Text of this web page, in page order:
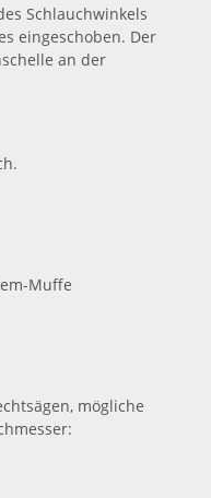
Schlauchwinkels
eingeschoben. Der
an der
Muffe
mögliche